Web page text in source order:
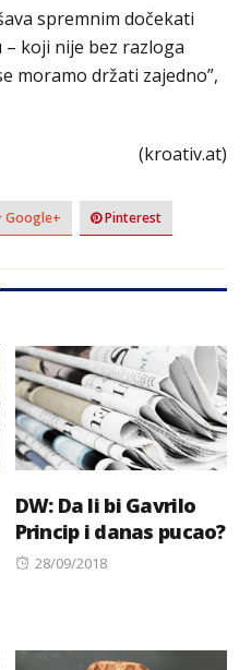
spremnim dočekati
koji nije bez razloga
moramo držati zajedno”,
(kroativ.at)
Google+ Pinterest
DW: Da li bi Gavrilo
Princip i danas pucao?
Posted
28/09/2018